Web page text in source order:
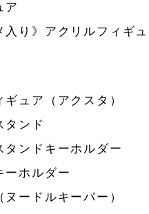
ア
入り》アクリルフィギュ
ュア（アクスタ）
タンド
タンドキーホルダー
ーホルダー
ードルキーパー）